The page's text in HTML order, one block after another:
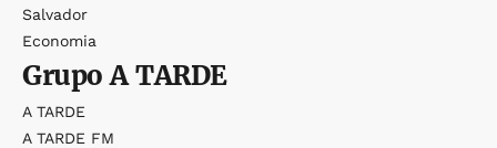
Salvador
Economia
GrupoA TARDE
A TARDE
A TARDE FM